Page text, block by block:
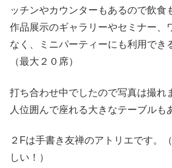
ッチンやカウンターもあるので飲食
作品展示のギャラリーやセミナー、
なく、ミニパーティーにも利用でき
（最大２０席）
打ち合わせ中でしたので写真は撮れ
人位囲んで座れる大きなテーブルも
２Fは手書き友禅のアトリエです。
しい！）